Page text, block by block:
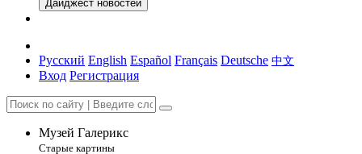
Дайджест новостей
Русский English Español Français Deutsche 中文
Вход Регистрация
Музей Галерикс
Старые картины